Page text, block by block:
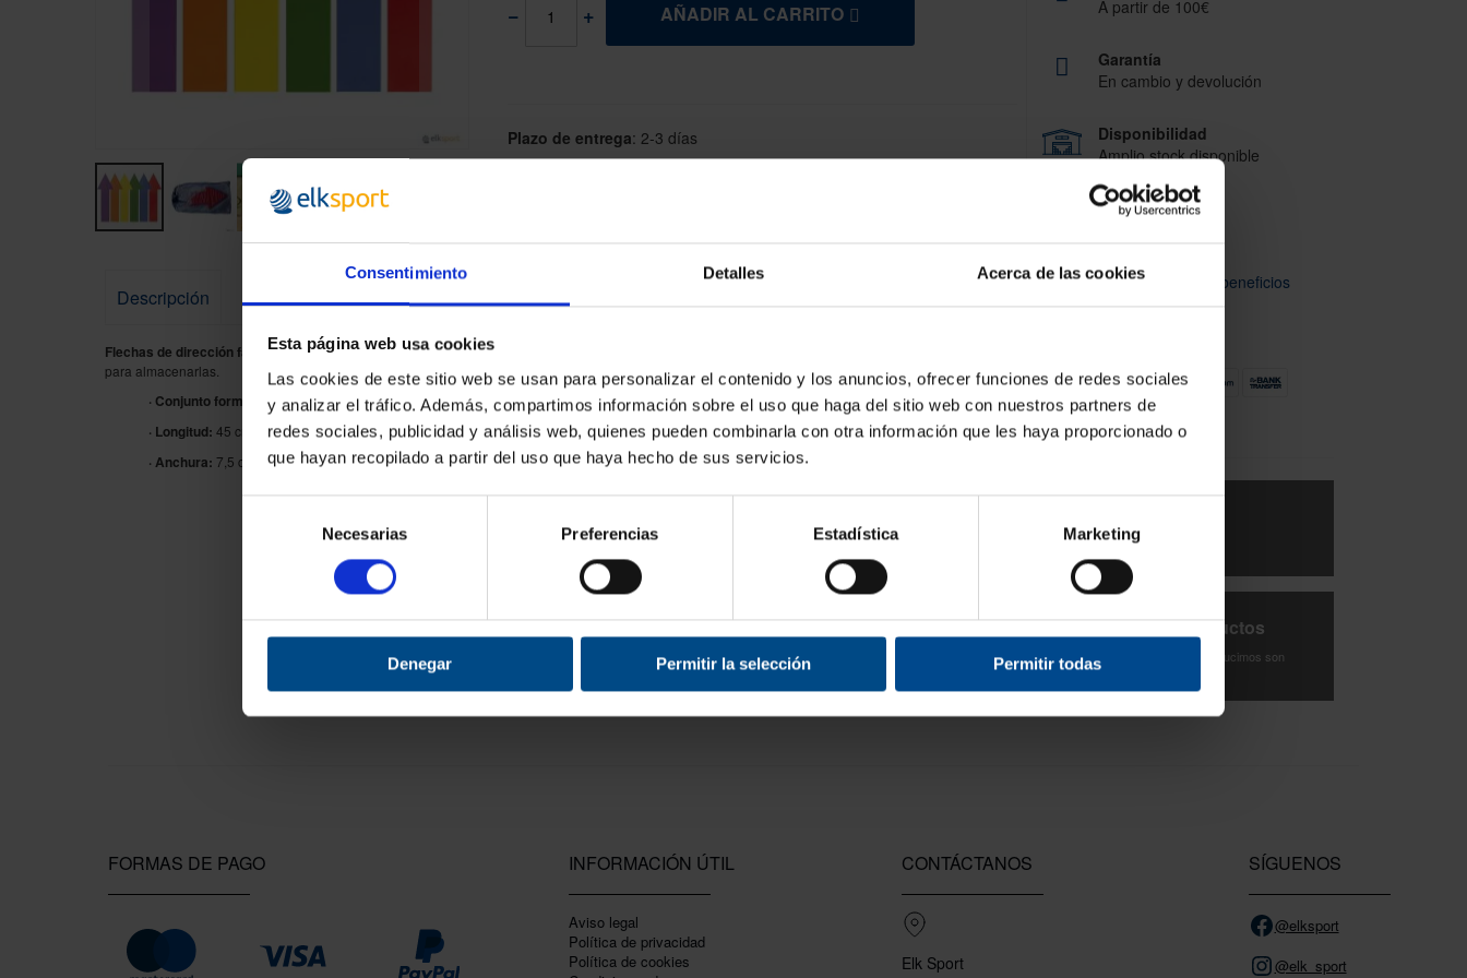
Consentimiento Detalles Acerca de las cookies
Esta página web usa cookies
Las cookies de este sitio web se usan para personalizar el contenido y los anuncios, ofrecer funciones de redes sociales
y analizar el tráfico. Además, compartimos información sobre el uso que haga del sitio web con nuestros partners de
redes sociales, publicidad y análisis web, quienes pueden combinarla con otra información que les haya proporcionado o
que hayan recopilado a partir del uso que haya hecho de sus servicios.
consentimiento
Necesarias Preferencias Estadística Marketing
Denegar Permitir la selección Permitir todas
Skip
to
beginning
images
AÑADIR AL CARRITO
Plazo de entrega:2-3 días
Descripción
Flechas de dirección fabricadas con un perfil planoque se adapta perfectamente al suelo del gimnasio, de la clase o del patio de recro. Incluye bolsa
para almacenarlas.
· Conjunto formado por 6 flechas en 6 colores:amarillo, azul, naranja, rojo, verde, y violeta.
· Longitud: 45 cm.
· Anchura: 7,5 cm.
A partir de 100€
Garantía
En cambio y devolución
Disponibilidad
Amplio stock disponible
Calidad
Descubre todos nuestros beneficios
Compra con total tranquilidad.
Testeamos los productos
Todas las novedades que introducimos son
probadas por nuestro equipo.
FORMAS DE PAGO INFORMACIÓN ÚTIL
Aviso legal
Política de privacidad
Polí­tica de cookies
CONTÁCTANOS
Elk Sport
SÍGUENOS
@elksport
@elk_sport